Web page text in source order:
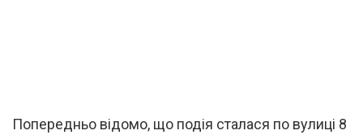
Попередньо відомо, що подія сталася по вулиці 8